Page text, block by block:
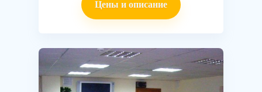
Цены и описание